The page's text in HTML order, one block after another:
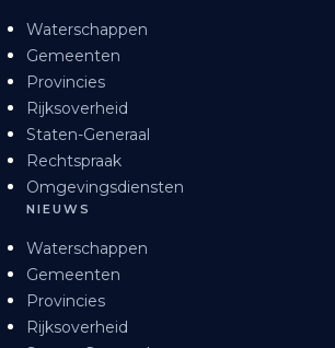
Waterschappen
Gemeenten
Provincies
Rijksoverheid
Staten-Generaal
Rechtspraak
Omgevingsdiensten
NIEUWS
Waterschappen
Gemeenten
Provincies
Rijksoverheid